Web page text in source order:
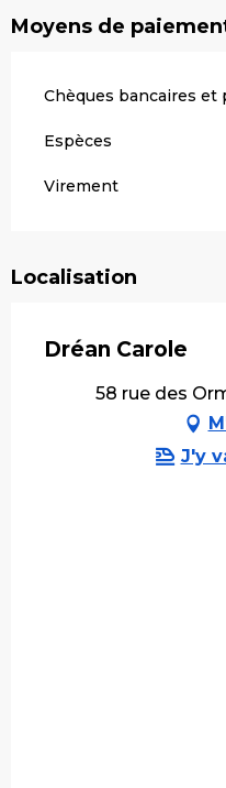
Moyens de
Chèques bancaires et
Espèces
Virement
Localisation
Dréan Carole
58 rue des
J'y